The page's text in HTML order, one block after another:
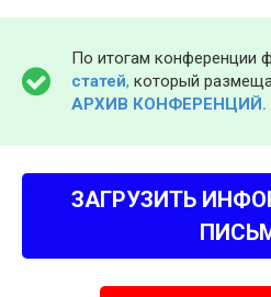
По итогам конференции
статей, который
АРХИВ КОНФЕРЕНЦИЙ.
ЗАГРУЗИТЬ